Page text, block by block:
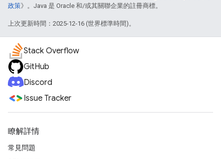
政策》。Java 是 Oracle 和/或其關聯企業的註冊商標。
上次更新時間：2025-12-16 (世界標準時間)。
Stack Overflow
GitHub
Discord
Issue Tracker
瞭解詳情
常見問題